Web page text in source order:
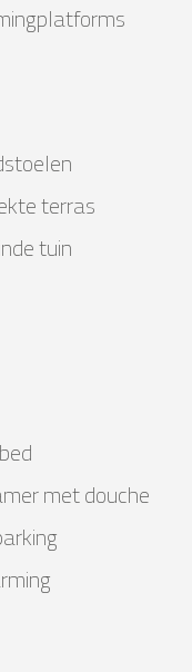
terras
tuin
met douche